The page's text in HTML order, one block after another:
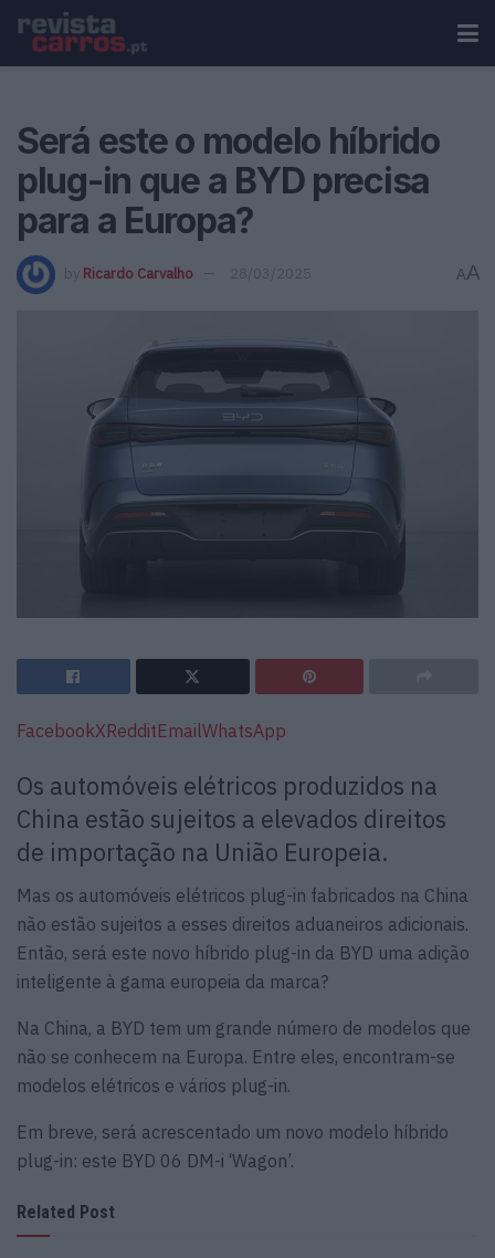
Será este o modelo híbrido
plug-in que a BYD precisa
para a Europa?
by Ricardo Carvalho 28/03/2025 AA
FacebookXRedditEmailWhatsApp
Os automóveis elétricos produzidos na
China estão sujeitos a elevados direitos
de importação na União Europeia.
Mas os automóveis elétricos plug-in fabricados na China
não estão sujeitos a esses direitos aduaneiros adicionais.
Então, será este novo híbrido plug-in da BYD uma adição
inteligente à gama europeia da marca?
Na China, a BYD tem um grande número de modelos que
não se conhecem na Europa. Entre eles, encontram-se
modelos elétricos e vários plug-in.
Em breve, será acrescentado um novo modelo híbrido
plug-in: este BYD 06 DM-i ‘Wagon’.
Related Post